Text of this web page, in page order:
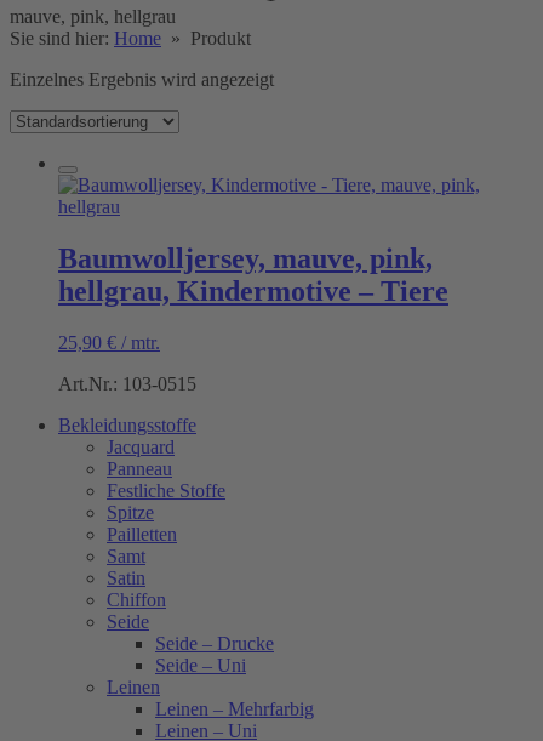
mauve, pink, hellgrau
Sie sind hier: Home » Produkt
Einzelnes Ergebnis wird angezeigt
Baumwolljersey, mauve, pink,
hellgrau, Kindermotive – Tiere
25,90 € / mtr.
Art.Nr.: 103-0515
Bekleidungsstoffe
Jacquard
Panneau
Festliche Stoffe
Spitze
Pailletten
Samt
Satin
Chiffon
Seide
Seide – Drucke
Seide – Uni
Leinen
Leinen – Mehrfarbig
Leinen – Uni